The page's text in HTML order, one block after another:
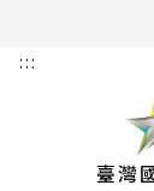
:::
臺灣